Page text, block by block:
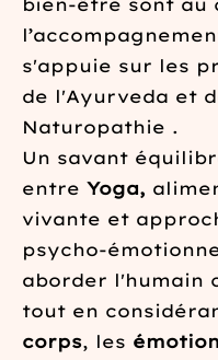
bien-être sont au
s'appuie sur les
de l'Ayurveda et
Naturopathie .
Un savant
entre Yoga,
vivante et
psycho-
aborder l'humain
tout en
corps, les